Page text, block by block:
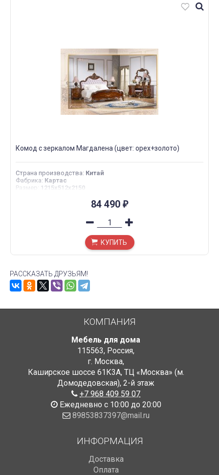
Комод с зеркалом Магдалена (цвет: орех+золото)
Страна производства: Китай
Фабрика: Картас
Размер : 1215х512х2150
84 490 ₽
КУПИТЬ
РАССКАЗАТЬ ДРУЗЬЯМ!
КОМПАНИЯ
Мебель для дома
115563, Россия,
г. Москва,
Каширское шоссе 61К3А, ТЦ «Москва» (м.
Домодедовская), 2-й этаж
+7 968 409 59 07
Ежедневно с 10:00 до 20:00
89853837397@mail.ru
ИНФОРМАЦИЯ
Доставка
Оплата